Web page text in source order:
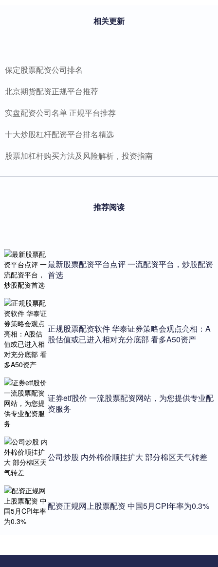
相关更新
保定股票配资公司排名
北京期货配资正规平台推荐
实盘配资公司名单 正规平台推荐
十大炒股杠杆配资平台排名精选
股票加杠杆购买方法及风险解析，投资指南
推荐阅读
最新股票配资平台点评 一流配资平台，炒股配资
首选
正规股票配资软件 华泰证券策略会观点亮相：A
股估值或已进入相对充分底部 看多A50资产
证券etf股价 一流股票配资网站，为您提供专业配
资服务
公司炒股 内外棉价顺挂扩大 部分棉区天气转差
配资正规网上股票配资 中国5月CPI年率为0.3%